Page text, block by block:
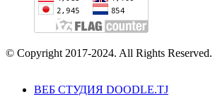
© Copyright 2017-2024. All Rights Reserved.
ВЕБ СТУДИЯ DOODLE.TJ